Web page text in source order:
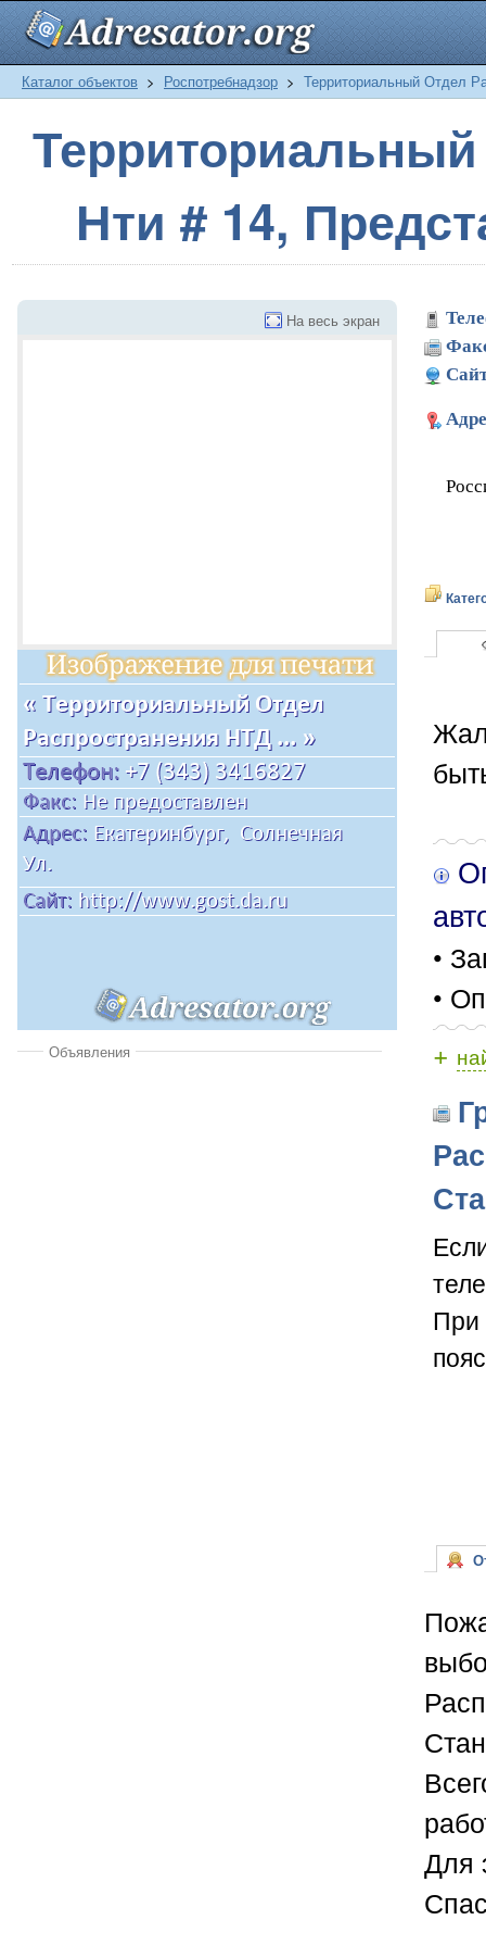
Каталог объектов > Роспотребнадзор > Территориальный Отдел
Нти # 14,
На весь экран
Объявления
•
•
+
При
Для